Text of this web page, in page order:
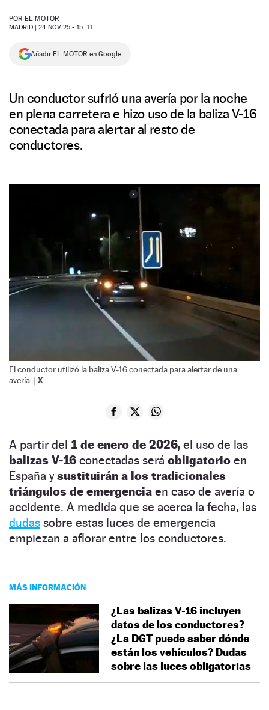
NEWSLETTER
SÍGUENOS
POR EL MOTOR
MADRID | 24 NOV 25 - 15: 11
Añadir EL MOTOR en Google
Un conductor sufrió una avería por la noche
en plena carretera e hizo uso de la baliza V-16
conectada para alertar al resto de
conductores.
El conductor utilizó la baliza V-16 conectada para alertar de una
avería. | X
A partir del 1 de enero de 2026, el uso de las
balizas V-16 conectadas será obligatorio en
España ysustituirán a los tradicionales
triángulos de emergencia en caso de avería o
accidente. A medida que se acerca la fecha, las
dudas sobre estas luces de emergencia
empiezan a aflorar entre los conductores.
MÁS INFORMACIÓN
¿Las balizas V-16 incluyen
datos de los conductores?
¿La DGT puede saber dónde
están los vehículos? Dudas
sobre las luces obligatorias